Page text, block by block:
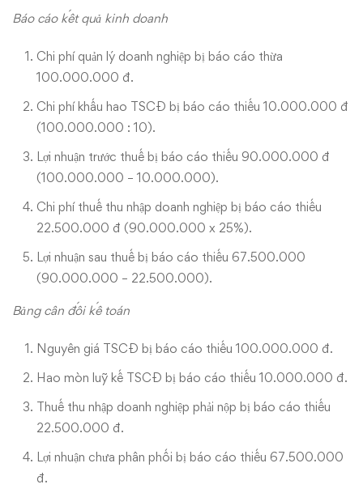
Báo cáo kết quả kinh doanh
Chi phí quản lý doanh nghiệp bị báo cáo thừa
100.000.000 đ.
Chi phí khấu hao TSCĐ bị báo cáo thiếu 10.000.000 đ
(100.000.000 : 10).
Lợi nhuận trước thuế bị báo cáo thiếu 90.000.000 đ
(100.000.000 – 10.000.000).
Chi phí thuế thu nhập doanh nghiệp bị báo cáo thiếu
22.500.000 đ (90.000.000 x 25%).
Lợi nhuận sau thuế bị báo cáo thiếu 67.500.000
(90.000.000 – 22.500.000).
Bảng cân đối kế toán
Nguyên giá TSCĐ bị báo cáo thiếu 100.000.000 đ.
Hao mòn luỹ kế TSCĐ bị báo cáo thiếu 10.000.000 đ.
Thuế thu nhập doanh nghiệp phải nộp bị báo cáo thiếu
22.500.000 đ.
Lợi nhuận chưa phân phối bị báo cáo thiếu 67.500.000
đ.